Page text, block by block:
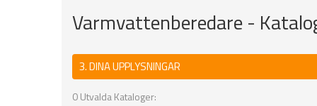
Varmvattenberedare -
3. DINA UPPLYSNINGAR
0Utvalda Kataloger: